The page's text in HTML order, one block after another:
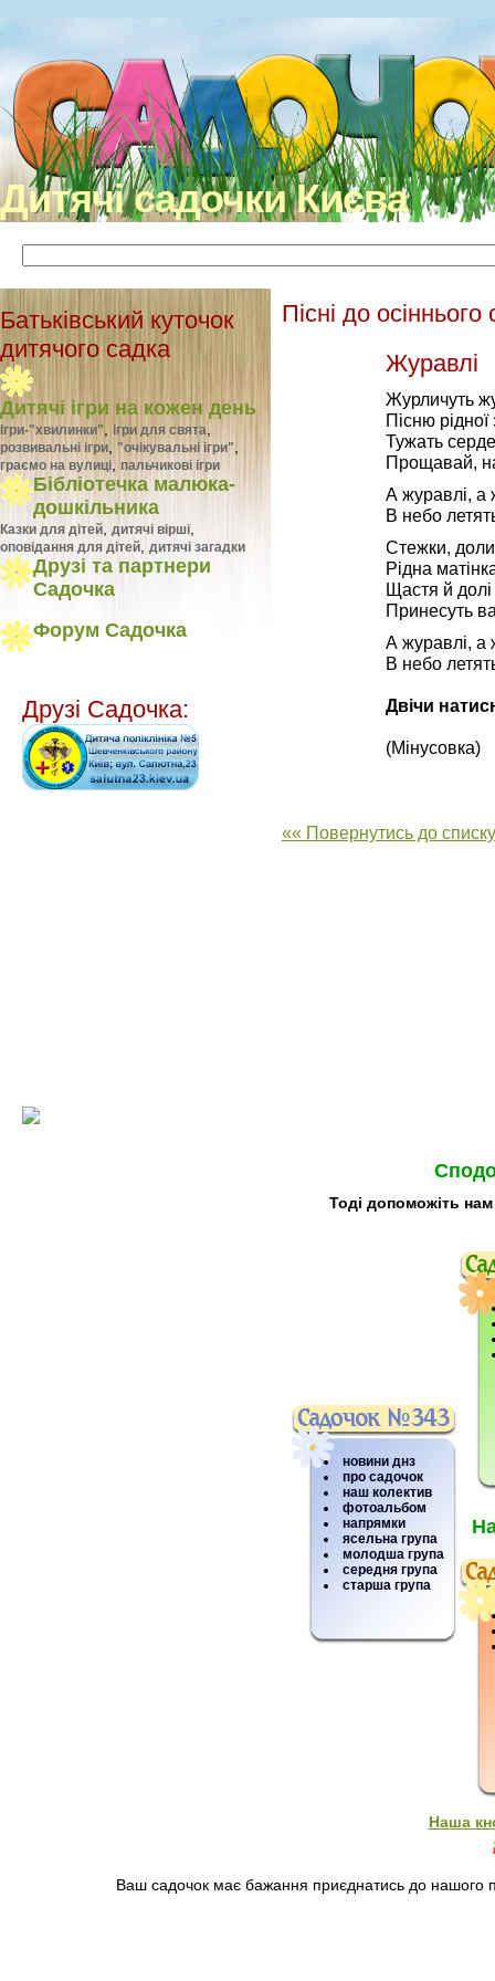
Дитячі садочки Києва
Батьківський куточок
дитячого садка
Дитячі ігри на кожен день
Ігри-"хвилинки" ігри для свята
розвивальні ігри "очікувальні ігри"
граємо на вулиці пальчикові ігри
Бібліотечка малюка-
дошкільника
Казки для дітей дитячі вірші
оповідання для дітей дитячі загадки
Друзі та партнери
Садочка
Форум Садочка
Друзі Садочка:
Пісні до осіннього
Журавлі
Журличуть
Пісню рідної
Тужать
Прощавай,
А журавлі, а
В небо
Стежки, доли
Рідна
Щастя й долі
Принесуть
А журавлі, а
В небо
Двічи
(Мінусовка)
«« Повернутись до
Тоді допоможіть
новини днз
про садочок
наш колектив
фотоальбом
напрямки
ясельна група
молодша група
середня група
старша група
Наша
Ваш садочок має бажання приєднатись до нашого